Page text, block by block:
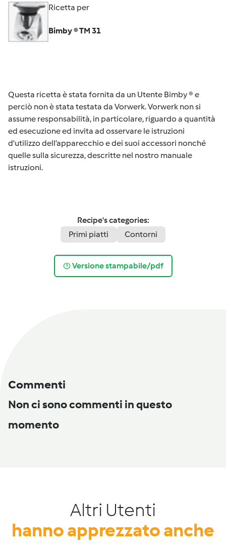
Ricetta per
Bimby ® TM 31
Questa ricetta è stata fornita da un Utente Bimby ® e
perciò non è stata testata da Vorwerk. Vorwerk non si
assume responsabilità, in particolare, riguardo a quantità
ed esecuzione ed invita ad osservare le istruzioni
d'utilizzo dell’apparecchio e dei suoi accessori nonché
quelle sulla sicurezza, descritte nel nostro manuale
istruzioni.
Recipe's categories:
Primi piatti
Contorni
Versione stampabile/pdf
Commenti
Non ci sono commenti in questo
momento
Altri Utenti
hanno apprezzato anche